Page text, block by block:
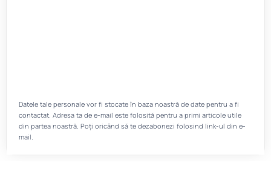
Datele tale personale vor fi stocate în baza noastră de date pentru a fi
contactat. Adresa ta de e-mail este folosită pentru a primi articole utile
din partea noastră. Poți oricând să te dezabonezi folosind link-ul din e-
mail.